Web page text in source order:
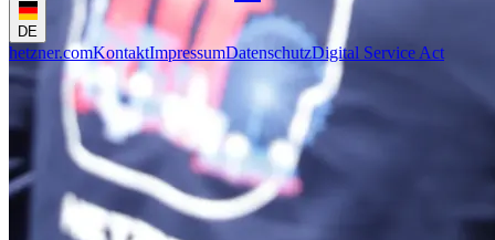
DE
hetzner.comKontaktImpressumDatenschutzDigital Service Act